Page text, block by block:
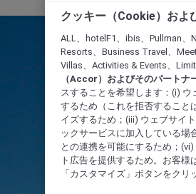
クッキー（Cookie）およ
ALL、hotelF1、ibis、Pullman
Resorts、Business Travel、
Villas、Activities & Events、
（Accor）およびそのパートナ
スすることを希望します：(i)
するため（これを拒否すること
イズするため；(iii) ウェブサイ
ックサービスに加入している場
との連携を可能にするため；
ト広告を提供するため。お客
「カスタマイズ」ボタンをク